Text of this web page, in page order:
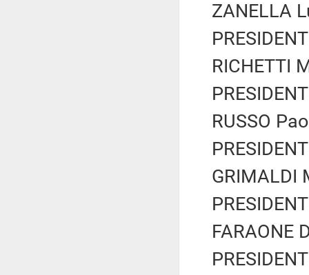
ZANELLA
RICHETTI
RUSSO
GRIMALDI
FARAONE